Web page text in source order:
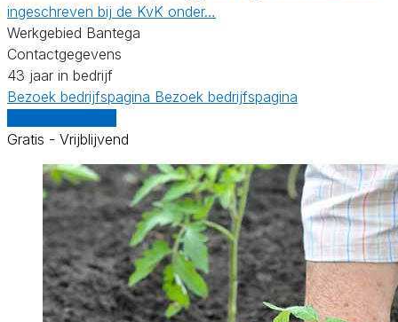
ingeschreven bij de KvK onder…
Werkgebied Bantega
Contactgegevens
43 jaar in bedrijf
Bezoek bedrijfspagina Bezoek bedrijfspagina
Gratis - Vrijblijvend